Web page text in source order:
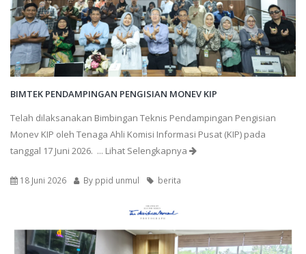
BIMTEK PENDAMPINGAN PENGISIAN MONEV KIP
Telah dilaksanakan Bimbingan Teknis Pendampingan Pengisian
Monev KIP oleh Tenaga Ahli Komisi Informasi Pusat (KIP) pada
tanggal 17 Juni 2026. ... Lihat Selengkapnya
18 Juni 2026 By ppid unmul berita